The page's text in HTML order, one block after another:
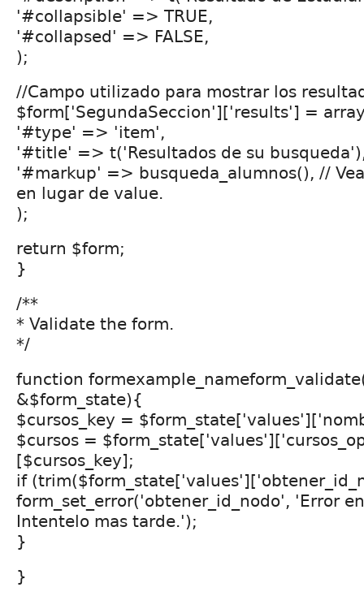
'#collapsible' => TRUE,
'#collapsed' => FALSE,
);
//Campo utilizado para mostrar los
$form['SegundaSeccion']['results'] =
'#type' => 'item',
'#title' => t('Resultados de su
'#markup' => busqueda_alumnos(), //
en lugar de value.
);
return $form;
}
/**
* Validate the form.
*/
function
&$form_state){
$cursos_key =
$cursos =
[$cursos_key];
if
form_set_error('obtener_id_nodo', 'Error
Intentelo mas tarde.');
}
}